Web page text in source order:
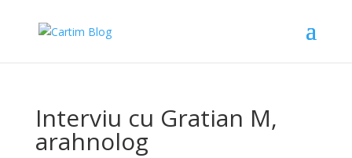
Interviu cu Gratian M,
arahnolog